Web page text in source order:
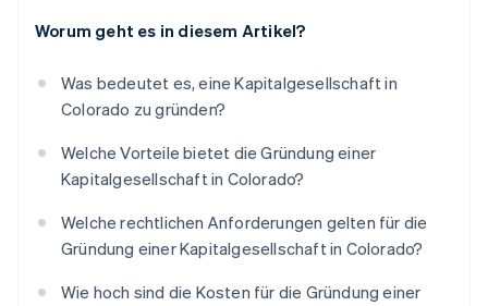
Worum geht es in diesem Artikel?
Was bedeutet es, eine Kapitalgesellschaft in
Colorado zu gründen?
Welche Vorteile bietet die Gründung einer
Kapitalgesellschaft in Colorado?
Welche rechtlichen Anforderungen gelten für die
Gründung einer Kapitalgesellschaft in Colorado?
Wie hoch sind die Kosten für die Gründung einer